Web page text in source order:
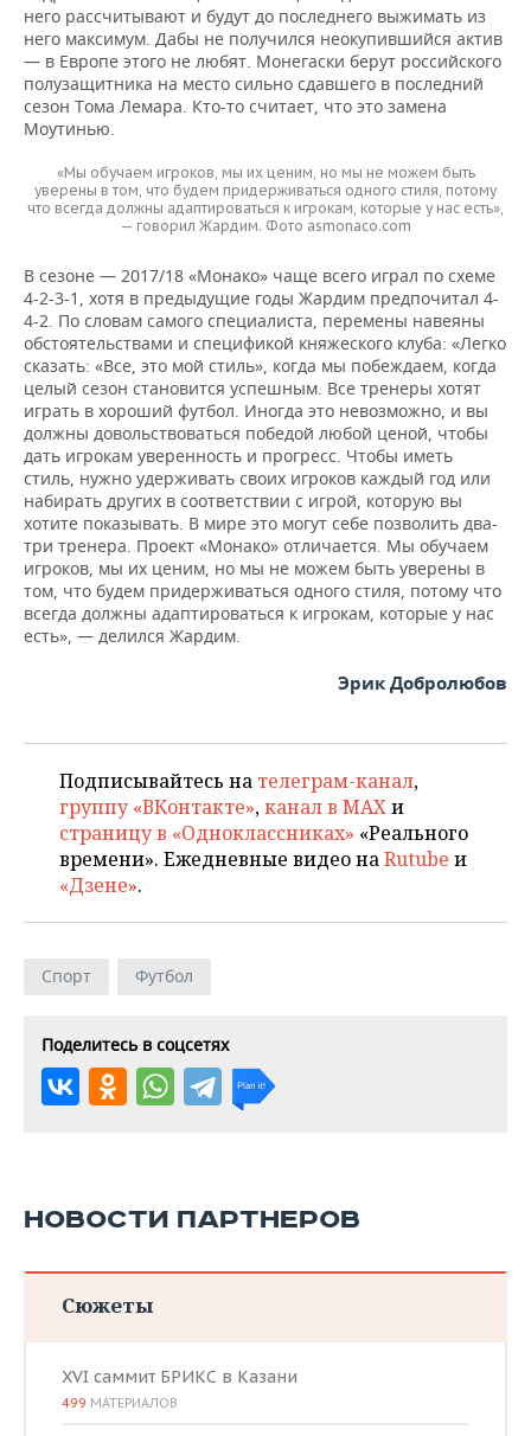
него рассчитывают и будут до последнего выжимать из
него максимум. Дабы не получился неокупившийся актив
— в Европе этого не любят. Монегаски берут российского
полузащитника на место сильно сдавшего в последний
сезон Тома Лемара. Кто-то считает, что это замена
Моутинью.
«Мы обучаем игроков, мы их ценим, но мы не можем быть
уверены в том, что будем придерживаться одного стиля, потому
что всегда должны адаптироваться к игрокам, которые у нас есть»,
— говорил Жардим. Фото asmonaco.com
В сезоне — 2017/18 «Монако» чаще всего играл по схеме
4-2-3-1, хотя в предыдущие годы Жардим предпочитал 4-
4-2. По словам самого специалиста, перемены навеяны
обстоятельствами и спецификой княжеского клуба: «Легко
сказать: «Все, это мой стиль», когда мы побеждаем, когда
целый сезон становится успешным. Все тренеры хотят
играть в хороший футбол. Иногда это невозможно, и вы
должны довольствоваться победой любой ценой, чтобы
дать игрокам уверенность и прогресс. Чтобы иметь
стиль, нужно удерживать своих игроков каждый год или
набирать других в соответствии с игрой, которую вы
хотите показывать. В мире это могут себе позволить два-
три тренера. Проект «Монако» отличается. Мы обучаем
игроков, мы их ценим, но мы не можем быть уверены в
том, что будем придерживаться одного стиля, потому что
всегда должны адаптироваться к игрокам, которые у нас
есть», — делился Жардим.
Эрик Добролюбов
Подписывайтесь на телеграм-канал,
группу «ВКонтакте»,канал в MAXи
страницу в «Одноклассниках» «Реального
времени». Ежедневные видео наRutube и
«Дзене».
Спорт Футбол
Поделитесь в соцсетях
НОВОСТИ ПАРТНЕРОВ
Сюжеты
XVI саммит БРИКС в Казани
499 МАТЕРИАЛОВ